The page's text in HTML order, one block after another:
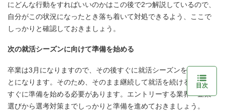
にどんな行動をすればいいのかはこの後で2つ解説しているので、
自分がこの状況になったとき落ち着いて対処できるよう、ここで
しっかりと確認しておきましょう。
次の就活シーズンに向けて準備を始める
卒業は3月になりますので、その後すぐに就活シーズンを迎えるこ
とになります。そのため、そのまま継続して就活を続ける場合は
すぐに準備を始める必要があります。エントリーする業界・企業
選びから選考対策までしっかりと準備を進めておきましょう。
目次